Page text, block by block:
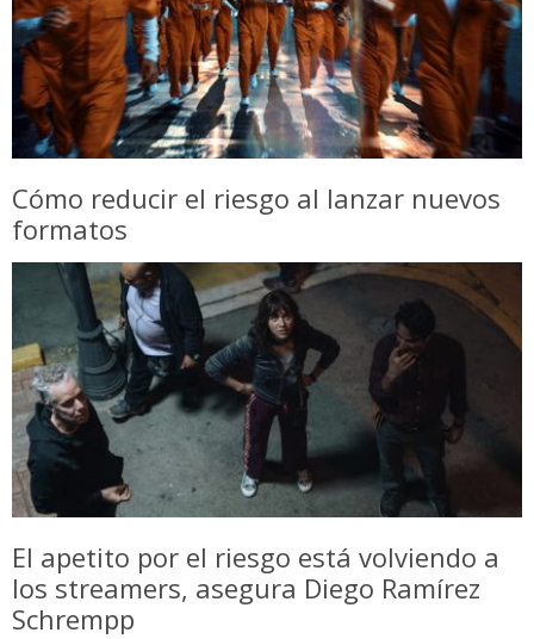
Cómo reducir el riesgo al lanzar nuevos
formatos
El apetito por el riesgo está volviendo a
los streamers, asegura Diego Ramírez
Schrempp